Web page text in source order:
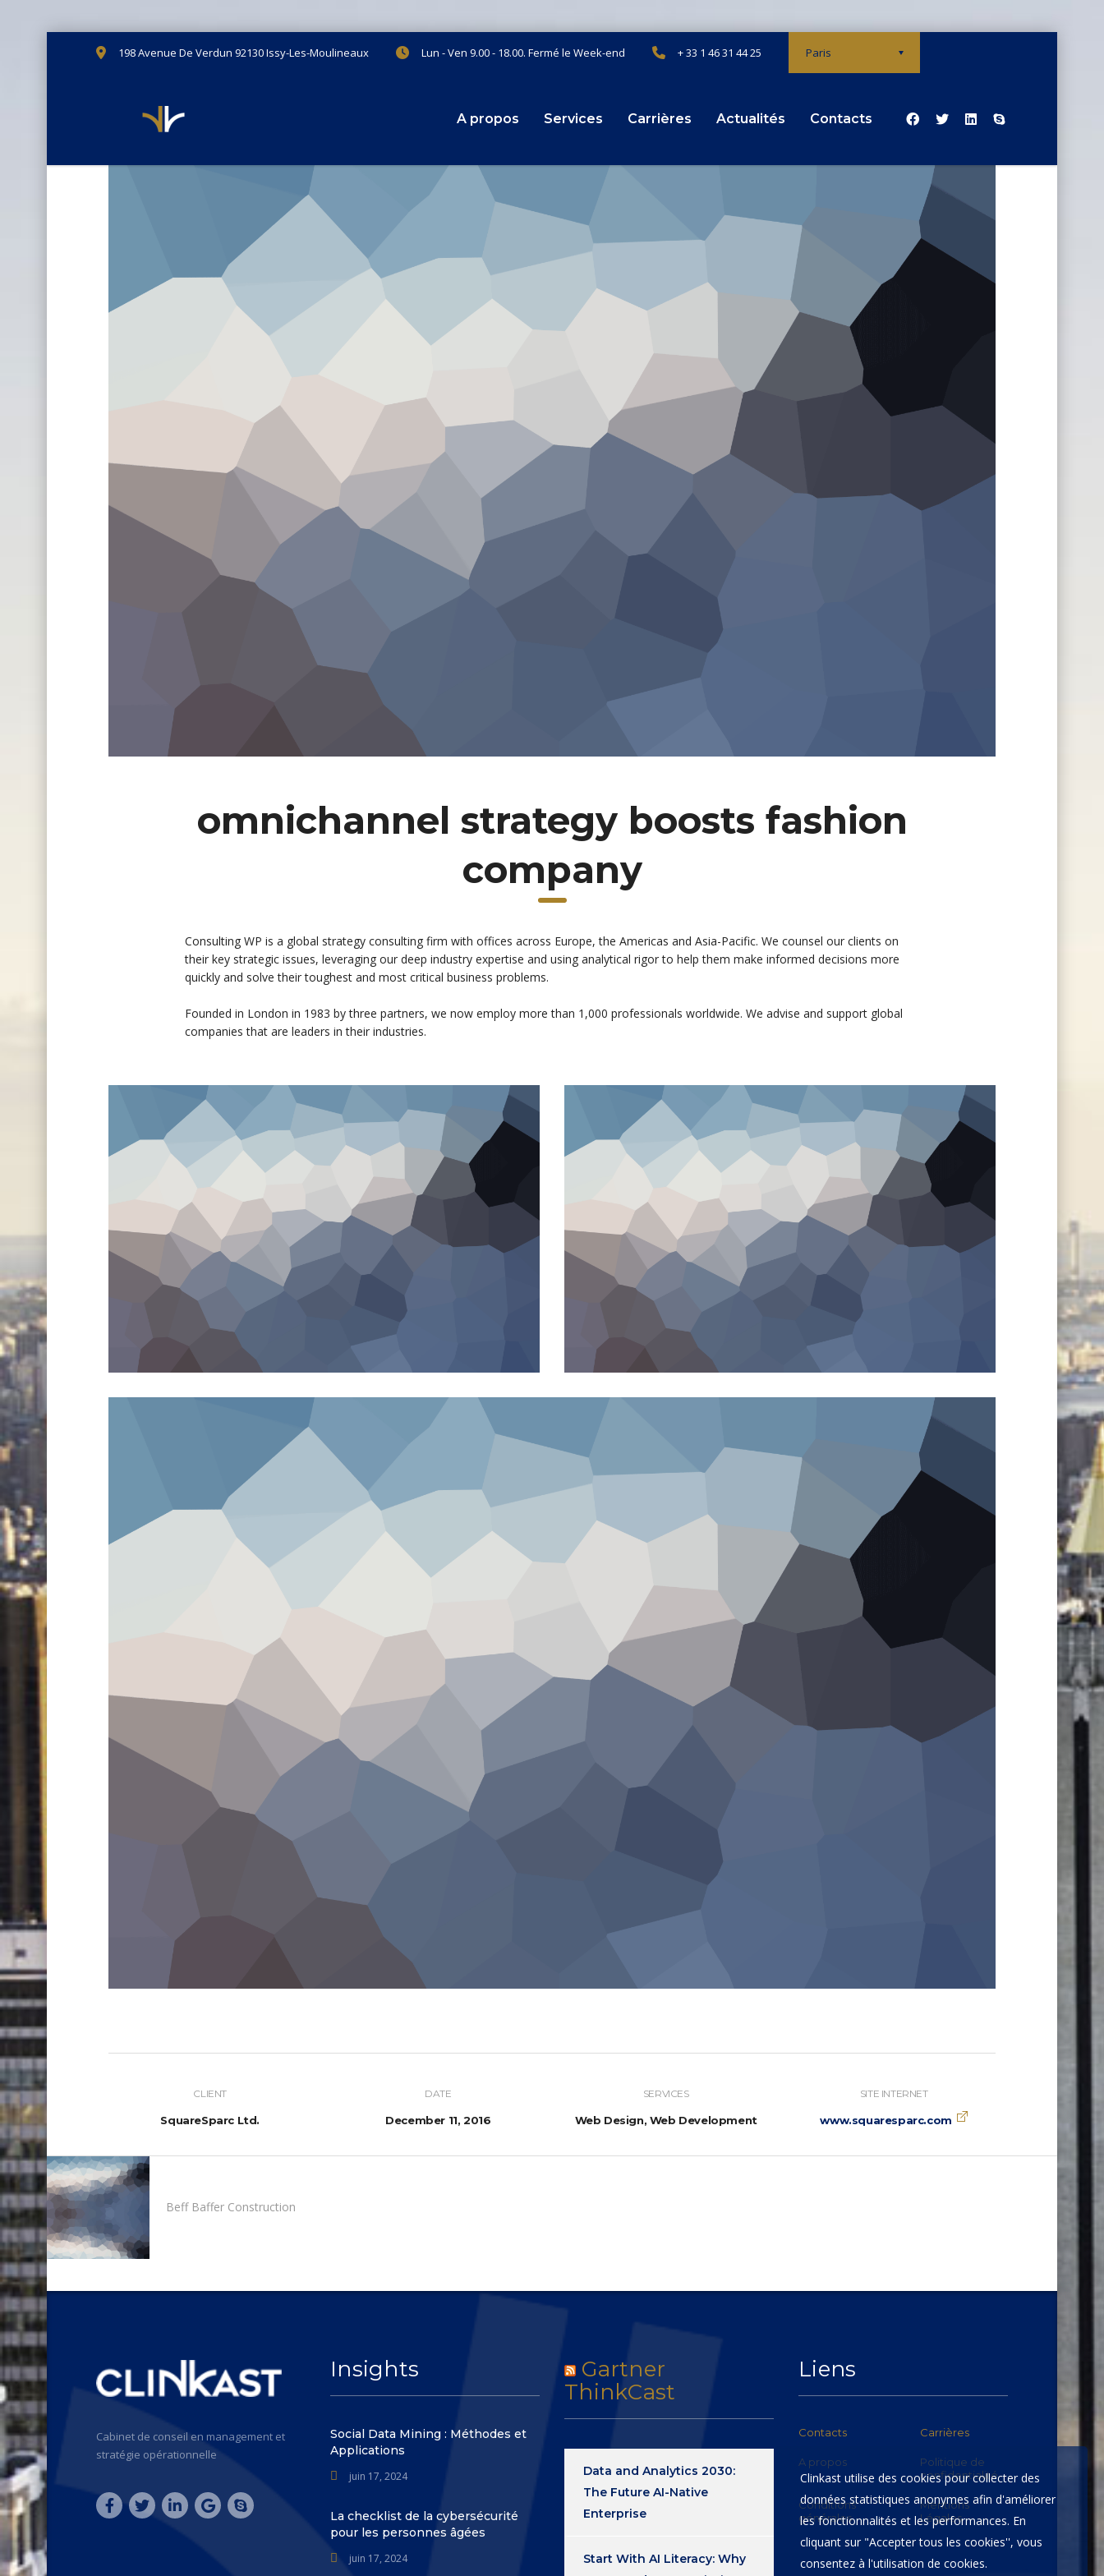
Paris
198 Avenue De Verdun 92130 Issy-Les-Moulineaux Lun - Ven 9.00 - 18.00. Fermé le Week-end + 33 1 46 31 44 25
A propos Services Carrières Actualités Contacts
omnichannel strategy boosts fashion
company
Consulting WP is a global strategy consulting firm with offices across Europe, the Americas and Asia-Pacific. We counsel our clients on
their key strategic issues, leveraging our deep industry expertise and using analytical rigor to help them make informed decisions more
quickly and solve their toughest and most critical business problems.
Founded in London in 1983 by three partners, we now employ more than 1,000 professionals worldwide. We advise and support global
companies that are leaders in their industries.
CLIENT
SquareSparc Ltd.
DATE
December 11, 2016
SERVICES
Web Design, Web Development
SITE INTERNET
www.squaresparc.com
Beff Baffer Construction
Cabinet de conseil en management et
stratégie opérationnelle
Insights
Social Data Mining : Méthodes et
Applications
juin 17, 2024
La checklist de la cybersécurité
pour les personnes âgées
juin 17, 2024
Gartner
ThinkCast
Data and Analytics 2030:
The Future AI-Native
Enterprise
Start With AI Literacy: Why
Liens
Contacts Carrières
A propos
Politique de
confidentialité
Conditions
générales
Mentions
Légales
Clinkast utilise des cookies pour collecter des
données statistiques anonymes afin d'améliorer
les fonctionnalités et les performances. En
cliquant sur "Accepter tous les cookies'', vous
consentez à l'utilisation de cookies.